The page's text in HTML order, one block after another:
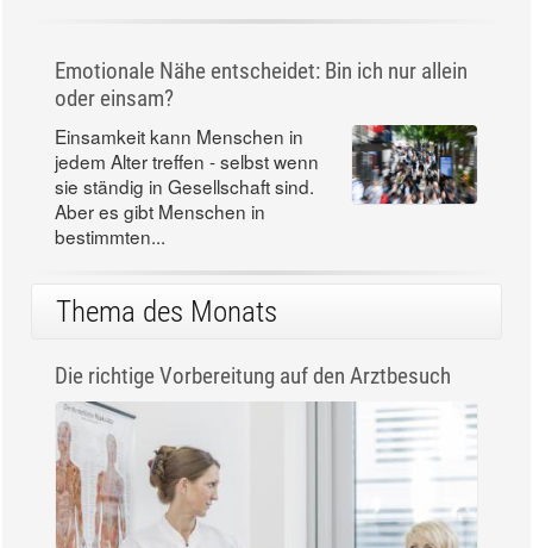
Emotionale Nähe entscheidet: Bin ich nur allein
oder einsam?
Einsamkeit kann Menschen in
jedem Alter treffen - selbst wenn
sie ständig in Gesellschaft sind.
Aber es gibt Menschen in
bestimmten...
Thema des Monats
Die richtige Vorbereitung auf den Arztbesuch